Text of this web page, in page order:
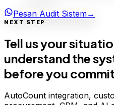
Pesan Audit Sistem→
NEXT STEP
Tell us your
understand the
before you
AutoCount integration,